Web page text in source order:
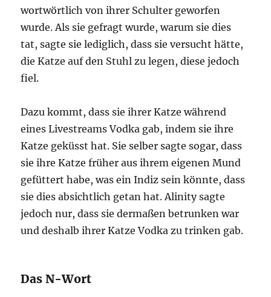
wortwörtlich von ihrer Schulter geworfen
wurde. Als sie gefragt wurde, warum sie dies
tat, sagte sie lediglich, dass sie versucht hätte,
die Katze auf den Stuhl zu legen, diese jedoch
fiel.
Dazu kommt, dass sie ihrer Katze während
eines Livestreams Vodka gab, indem sie ihre
Katze geküsst hat. Sie selber sagte sogar, dass
sie ihre Katze früher aus ihrem eigenen Mund
gefüttert habe, was ein Indiz sein könnte, dass
sie dies absichtlich getan hat. Alinity sagte
jedoch nur, dass sie dermaßen betrunken war
und deshalb ihrer Katze Vodka zu trinken gab.
Das N-Wort